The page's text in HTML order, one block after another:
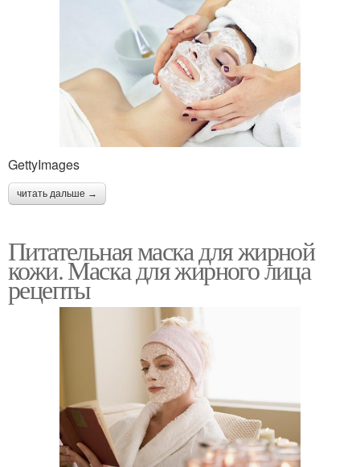
GettyImages
читать дальше →
Питательная маска для жирной
кожи. Маска для жирного лица
рецепты